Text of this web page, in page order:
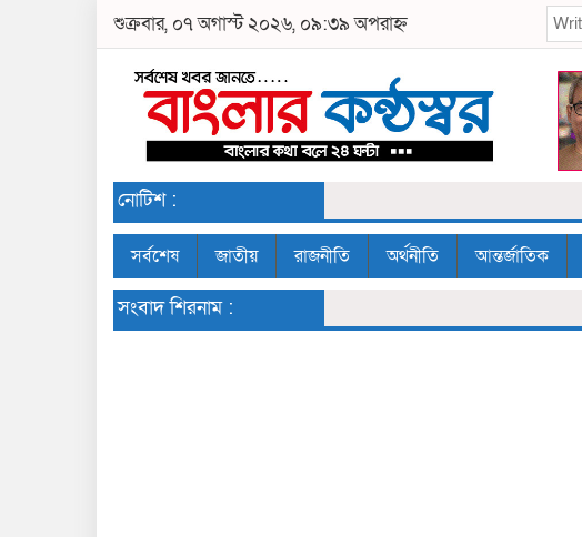
শুক্রবার, ০৭ অগাস্ট ২০২৬, ০৯:৩৯ অপরাহ্ন
নোটিশ :
সর্বশেষ জাতীয় রাজনীতি অর্থনীতি আন্তর্জাতিক
সংবাদ শিরনাম :